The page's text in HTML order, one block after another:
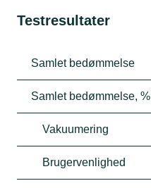
Testresultater
Samlet bedømmelse
Samlet bedømmelse, %
Vakuumering
Brugervenlighed